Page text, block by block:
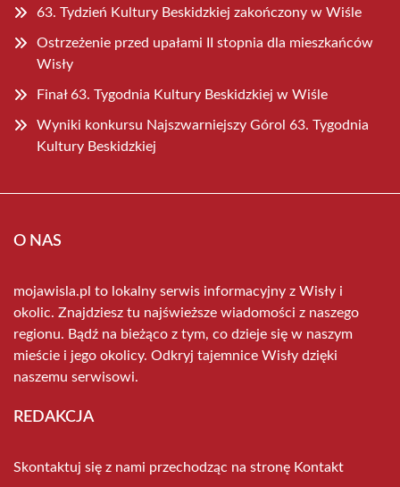
63. Tydzień Kultury Beskidzkiej zakończony w Wiśle
Ostrzeżenie przed upałami II stopnia dla mieszkańców
Wisły
Finał 63. Tygodnia Kultury Beskidzkiej w Wiśle
Wyniki konkursu Najszwarniejszy Górol 63. Tygodnia
Kultury Beskidzkiej
O NAS
mojawisla.pl to lokalny serwis informacyjny z Wisły i
okolic. Znajdziesz tu najświeższe wiadomości z naszego
regionu. Bądź na bieżąco z tym, co dzieje się w naszym
mieście i jego okolicy. Odkryj tajemnice Wisły dzięki
naszemu serwisowi.
REDAKCJA
Skontaktuj się z nami przechodząc na stronę Kontakt